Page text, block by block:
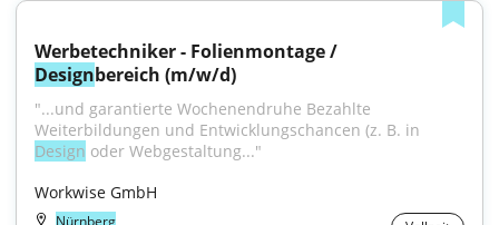
Designbereich (m/w/d)
"...und garantierte Wochenendruhe Bezahlte
Design oder Webgestaltung..."
Workwise GmbH
Nürnberg